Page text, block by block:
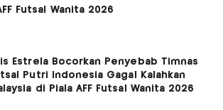
Futsal Wanita 2026
Estrela Bocorkan Penyebab Timnas
Putri Indonesia Gagal Kalahkan
di Piala AFF Futsal Wanita 2026